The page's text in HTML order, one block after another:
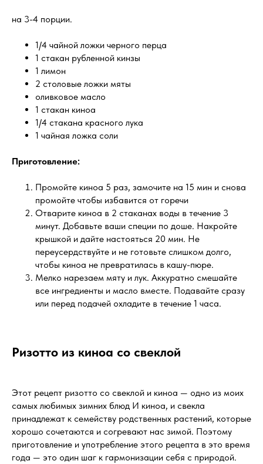
на 3-4 порции.
1/4 чайной ложки черного перца
1 стакан рубленной кинзы
1 лимон
2 столовые ложки мяты
оливковое масло
1 стакан киноа
1/4 стакана красного лука
1 чайная ложка соли
Приготовление:
Промойте киноа 5 раз, замочите на 15 мин и снова
промойте чтобы избавится от горечи
Отварите киноа в 2 стаканах воды в течение 3
минут. Добавьте ваши специи по доше. Накройте
крышкой и дайте настояться 20 мин. Не
переусердствуйте и не готовьте слишком долго,
чтобы киноа не превратилась в кашу-пюре.
Мелко нарезаем мяту и лук. Аккуратно смешайте
все ингредиенты и масло вместе. Подавайте сразу
или перед подачей охладите в течение 1 часа.
Ризотто из киноа со свеклой
Этот рецепт ризотто со свеклой и киноа — одно из моих
самых любимых зимних блюд И киноа, и свекла
принадлежат к семейству родственных растений, которые
хорошо сочетаются и согревают нас зимой. Поэтому
приготовление и употребление этого рецепта в это время
года — это один шаг к гармонизации себя с природой.